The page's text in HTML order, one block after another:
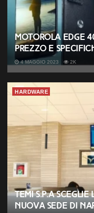
Motorola Edge
prezzo e
4 MAGGIO 2023 2K
HARDWARE
Temi s.p.a
nuova sede di